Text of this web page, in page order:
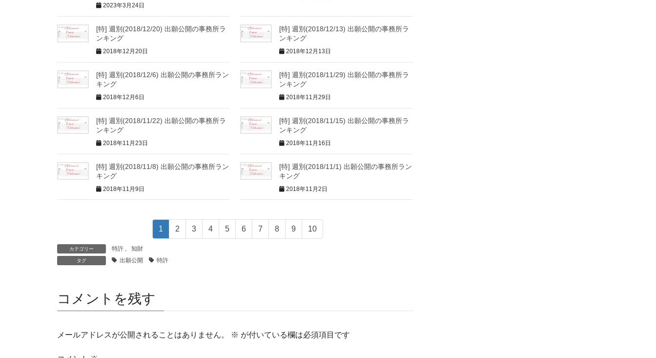
2023年3月24日
[特] 週別(2018/12/20) 出願公開の事務所ラ
ンキング
2018年12月20日
[特] 週別(2018/12/13) 出願公開の事務所ラ
ンキング
2018年12月13日
[特] 週別(2018/12/6) 出願公開の事務所ラン
キング
2018年12月6日
[特] 週別(2018/11/29) 出願公開の事務所ラ
ンキング
2018年11月29日
[特] 週別(2018/11/22) 出願公開の事務所ラ
ンキング
2018年11月23日
[特] 週別(2018/11/15) 出願公開の事務所ラ
ンキング
2018年11月16日
[特] 週別(2018/11/8) 出願公開の事務所ラン
キング
2018年11月9日
[特] 週別(2018/11/1) 出願公開の事務所ラン
キング
2018年11月2日
1 2 3 4 5 6 7 8 9 10
カテゴリー 特許 、 知財
タグ 出願公開 特許
コメントを残す
メールアドレスが公開されることはありません。 ※ が付いている欄は必須項目です